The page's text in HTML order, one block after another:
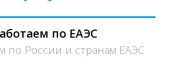
по ЕАЭС
по России и странам ЕАЭС